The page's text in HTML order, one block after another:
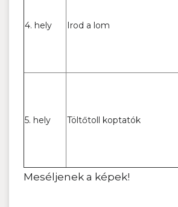
4. hely Irod a lom
5. hely Töltőtoll koptatók
Meséljenek a képek!